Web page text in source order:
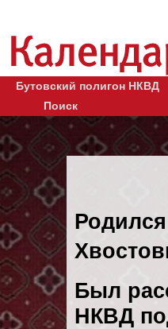
Бутовский полигон НКВД
Поиск
Был
НКВД